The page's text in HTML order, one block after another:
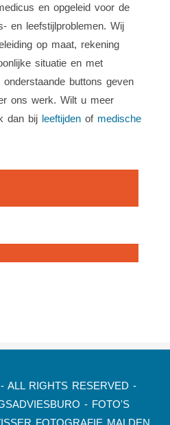
en opgeleid voor de
en leefstijlproblemen. Wij
op maat, rekening
situatie en met
buttons geven
ons werk. Wilt u meer
dan bij leeftijden of medische
ALL RIGHTS RESERVED -
- FOTO'S
FOTOGRAFIE MALDEN